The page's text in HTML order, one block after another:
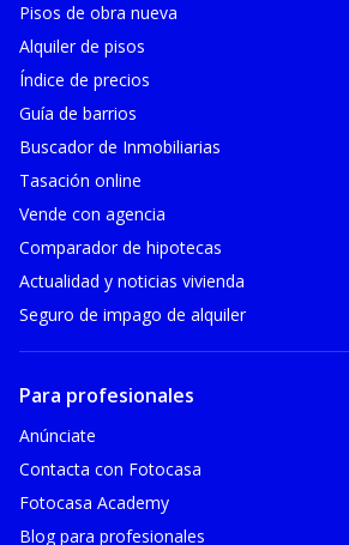
Pisos de obra nueva
Alquiler de pisos
Índice de precios
Guía de barrios
Buscador de Inmobiliarias
Tasación online
Vende con agencia
Comparador de hipotecas
Actualidad y noticias vivienda
Seguro de impago de alquiler
Para profesionales
Anúnciate
Contacta con Fotocasa
Fotocasa Academy
Blog para profesionales